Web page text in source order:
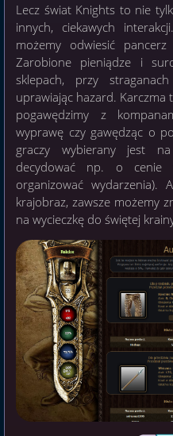
Lecz świat Knights to nie
innych, ciekawych
możemy odwiesić
Zarobione pieniądze i
sklepach, przy
uprawiając hazard. Karczma
pogawędzimy z
wyprawę czy gawędząc o
graczy wybierany jest
decydować np. o cenie
organizować wydarzenia).
krajobraz, zawsze możemy
na wycieczkę do świętej